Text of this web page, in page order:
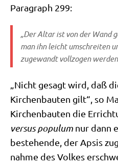
Para­graph 299:
„Der Altar ist von der Wand
man ihn leicht umschrei­ten
zuge­wandt voll­zo­gen
„Nicht gesagt wird, daß
Kir­chen­bau­ten gilt“, so
Kir­chen­bau­ten die
ver­sus popu­lum nur dann
bestehen­de, der Apsis
nah­me des Vol­kes